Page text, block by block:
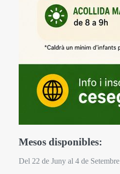
Mesos disponibles:
Del 22 de Juny al 4 de Setembre